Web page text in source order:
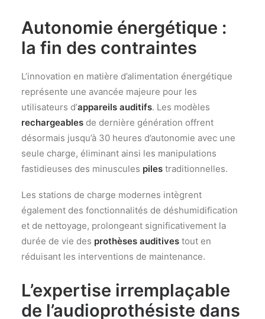
Autonomie énergétique :
la fin des contraintes
L’innovation en matière d’alimentation énergétique
représente une avancée majeure pour les
utilisateurs d’appareils auditifs. Les modèles
rechargeables de dernière génération offrent
désormais jusqu’à 30 heures d’autonomie avec une
seule charge, éliminant ainsi les manipulations
fastidieuses des minuscules piles traditionnelles.
Les stations de charge modernes intègrent
également des fonctionnalités de déshumidification
et de nettoyage, prolongeant significativement la
durée de vie des prothèses auditives tout en
réduisant les interventions de maintenance.
L’expertise irremplaçable
de l’audioprothésiste dans